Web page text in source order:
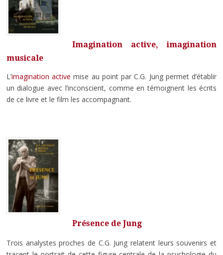
Imagination active, imagination
musicale
L’imagination active mise au point par C.G. Jung permet d’établir
un dialogue avec l’inconscient, comme en témoignent les écrits
de ce livre et le film les accompagnant.
Présence de Jung
Trois analystes proches de C.G. Jung relatent leurs souvenirs et